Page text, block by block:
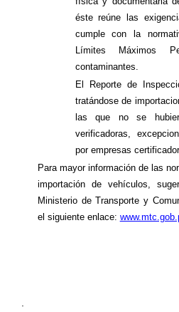
éste reúne las
cumple con la
Límites Máximos
contaminantes.
El Reporte de
tratándose de
las que no se
verificadoras,
por empresas
Para mayor información de las
importación de vehículos,
Ministerio de Transporte y
el siguiente enlace: